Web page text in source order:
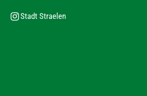
Stadt Straelen